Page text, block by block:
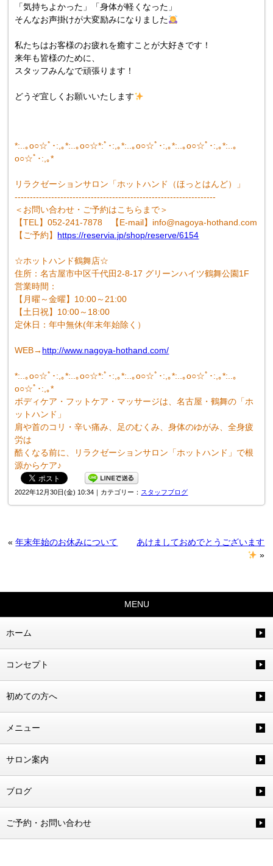
「気持ちよかった」「身体が軽くなった」
そんなお声掛けが大変励みになりました
私たちはお客様のお疲れを癒すことが大好きです！
来年も皆様のために、
スタッフみんなで頑張ります！
どうぞ宜しくお願いいたします
*:..｡o○☆ﾟ･:,｡*:..｡o○☆*:ﾟ･:,｡*:..｡o○☆ﾟ･:,｡*:..｡o○☆ﾟ･:,｡*:..｡
o○☆ﾟ･:,｡*
リラクゼーションサロン「ホットハンド（ほっとはんど）」
------------------------------------------------------------------
＜お問い合わせ・ご予約はこちらまで＞
【TEL】052-241-7878 【E-mail】info@nagoya-hothand.com
【ご予約】 https://reservia.jp/shop/reserve/6154
☆ホットハンド鶴舞店☆
住所：名古屋市中区千代田2-8-17 グリーンハイツ鶴舞公園1F
営業時間：
【月曜～金曜】10:00～21:00
【土日祝】10:00～18:00
定休日：年中無休(年末年始除く）
WEB→ http://www.nagoya-hothand.com/
*:..｡o○☆ﾟ･:,｡*:..｡o○☆*:ﾟ･:,｡*:..｡o○☆ﾟ･:,｡*:..｡o○☆ﾟ･:,｡*:..｡
o○☆ﾟ･:,｡*
ボディケア・フットケア・マッサージは、名古屋・鶴舞の「ホ
ットハンド」
肩や首のコリ・辛い痛み、足のむくみ、身体のゆがみ、全身疲
労は
酷くなる前に、リラクゼーションサロン「ホットハンド」で根
源からケア♪
2022年12月30日(金) 10:34｜カテゴリー： スタッフブログ
«年末年始のお休みについて
あけましておめでとうございます
»
MENU
ホーム
コンセプト
初めての方へ
メニュー
サロン案内
ブログ
ご予約・お問い合わせ